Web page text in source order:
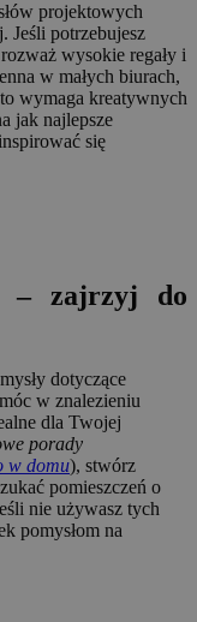
projektowych
Jeśli potrzebujesz
wysokie regały i
w małych biurach,
wymaga kreatywnych
jak najlepsze
się
– zajrzyj do
dotyczące
w znalezieniu
dla Twojej
porady
w domu), stwórz
pomieszczeń o
nie używasz tych
pomysłom na